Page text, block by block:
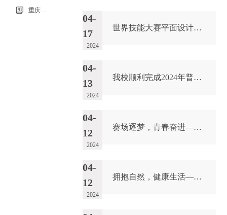
项目的筹备情况，学校
党委委员、副校长彭刚
和副校长金瑞娜参加会
议。会上，彭刚副校长
到来表示热烈的欢
哨响，友谊比赛正式拉
志...
04-
17
2024
世界技能大赛平面设计项目专家组组长到校指导集训基地筹备工作
04-
13
2024
我校顺利完成2024年普通话水平测试工作
04-
12
2024
赛场逐梦，青春奋进——我校田径队积极参加重庆市中等职业学校田径运动会
04-
12
2024
拥抱自然，健康生活——教学二工会开展登山健体活动